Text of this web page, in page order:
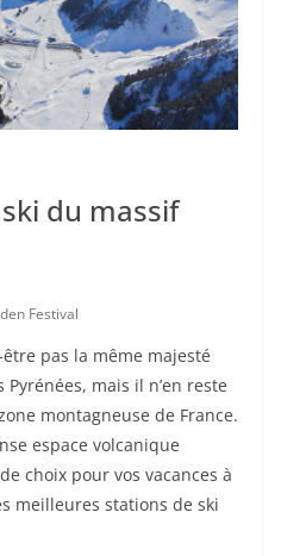
du massif
Festival
pas la même majesté
mais il n’en reste
montagneuse de France.
espace volcanique
choix pour vos vacances à
meilleures stations de ski